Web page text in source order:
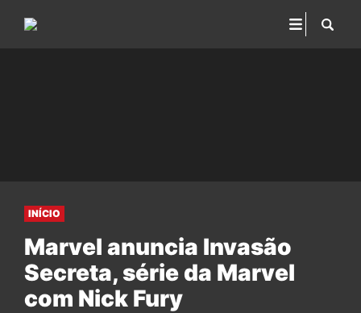
INÍCIO
Marvel anuncia Invasão
Secreta, série da Marvel
com Nick Fury